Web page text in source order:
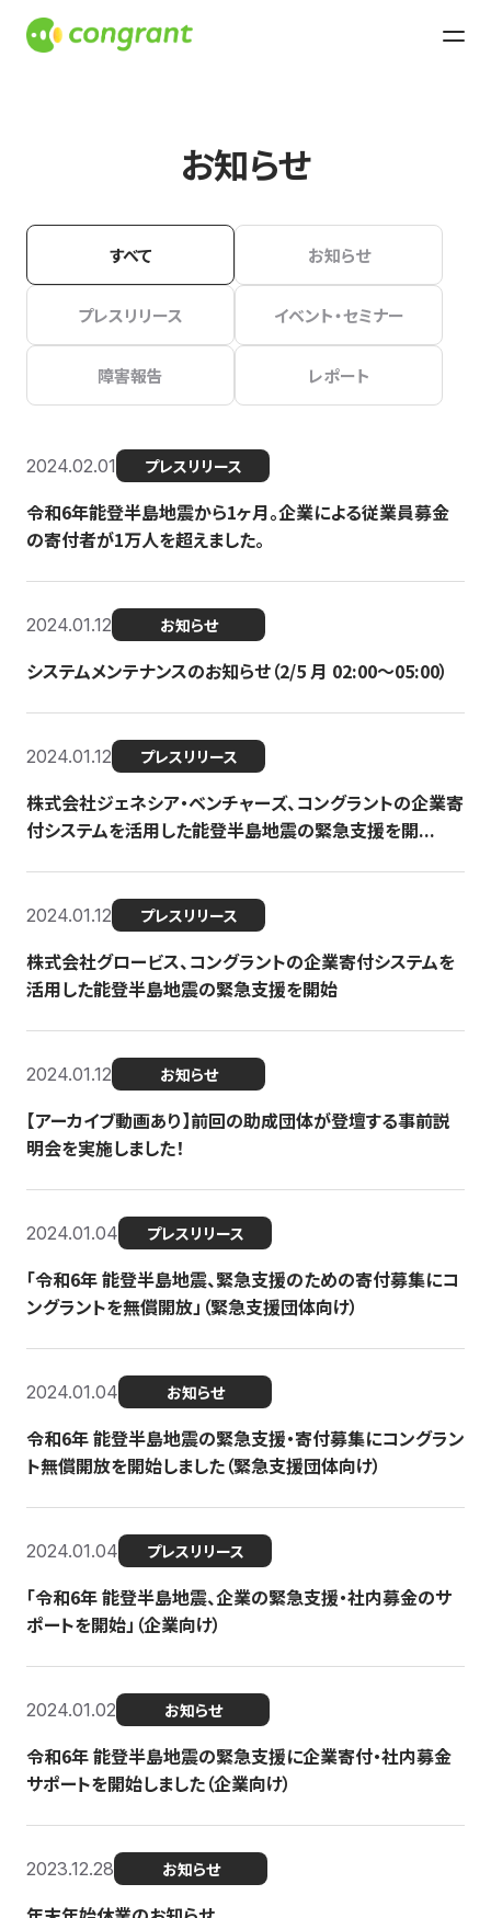
お知らせ
すべて お知らせ
プレスリリース イベント・セミナー
障害報告 レポート
2024.02.01 プレスリリース
令和6年能登半島地震から1ヶ月。企業による従業員募金
の寄付者が1万人を超えました。
2024.01.12 お知らせ
システムメンテナンスのお知らせ（2/5 月 02:00〜05:00）
2024.01.12 プレスリリース
株式会社ジェネシア・ベンチャーズ、コングラントの企業寄
付システムを活用した能登半島地震の緊急支援を開...
2024.01.12 プレスリリース
株式会社グロービス、コングラントの企業寄付システムを
活用した能登半島地震の緊急支援を開始
2024.01.12 お知らせ
【アーカイブ動画あり】前回の助成団体が登壇する事前説
明会を実施しました！
2024.01.04 プレスリリース
「令和6年 能登半島地震、緊急支援のための寄付募集にコ
ングラントを無償開放」（緊急支援団体向け）
2024.01.04 お知らせ
令和6年 能登半島地震の緊急支援・寄付募集にコングラン
ト無償開放を開始しました（緊急支援団体向け）
2024.01.04 プレスリリース
「令和6年 能登半島地震、企業の緊急支援・社内募金のサ
ポートを開始」（企業向け）
2024.01.02 お知らせ
令和6年 能登半島地震の緊急支援に企業寄付・社内募金
サポートを開始しました（企業向け）
2023.12.28 お知らせ